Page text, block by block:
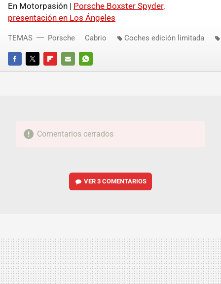
En Motorpasión | Porsche Boxster Spyder,
presentación en Los Ángeles
FACEBOOKTWITTERFLIPBOARD
E-
WHATSAPP
TEMAS Porsche Cabrio Coches edición limitada
Comentarios cerrados
VER3 COMENTARIOS